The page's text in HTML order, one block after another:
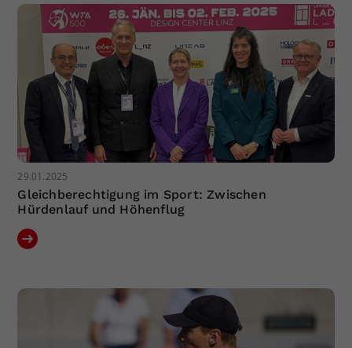
29.01.2025
Gleichberechtigung im Sport: Zwischen
Hürdenlauf und Höhenflug